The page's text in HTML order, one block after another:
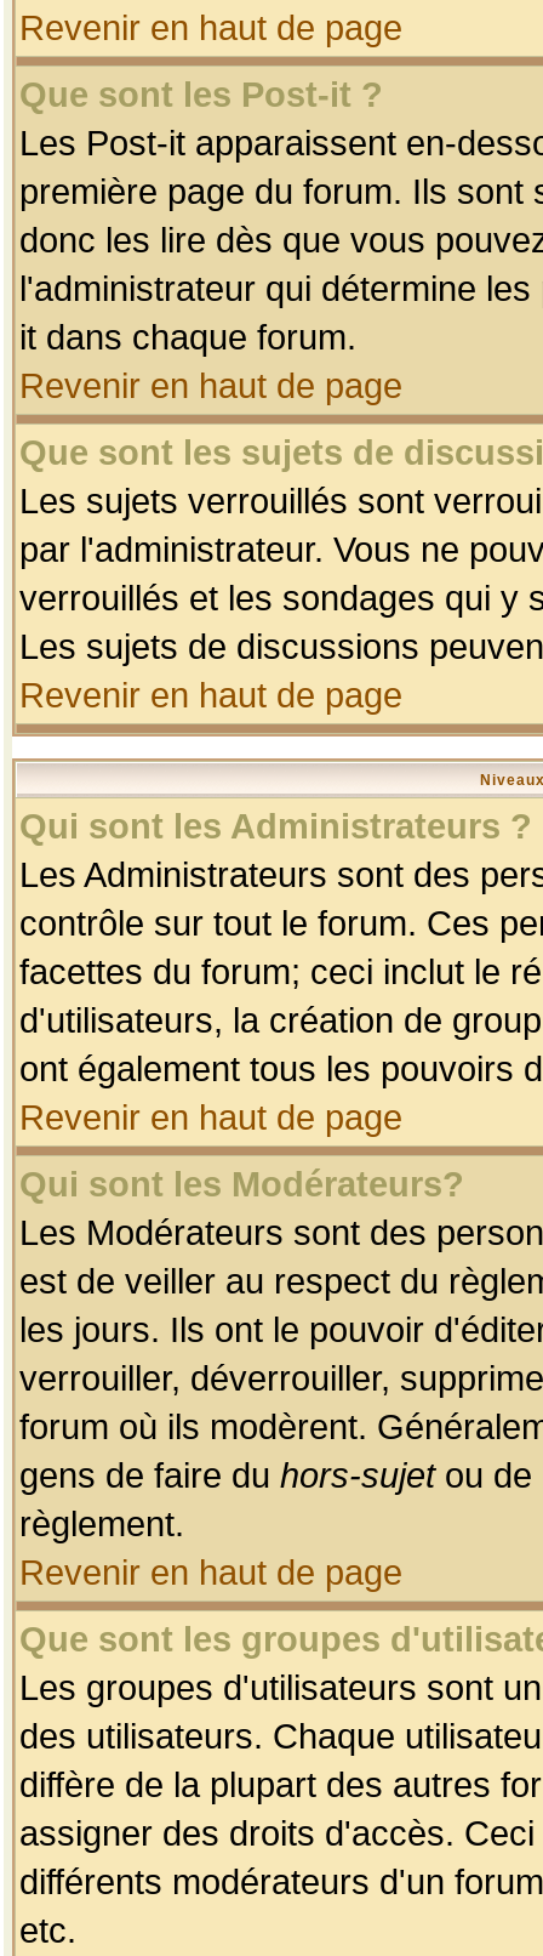
Revenir en haut de page
Que sont les Post-it ?
Les Post-it apparaissent en-
première page du forum. Ils
donc les lire dès que vous
l'administrateur qui détermine
it dans chaque forum.
Revenir en haut de page
Que sont les sujets de
Les sujets verrouillés sont
par l'administrateur. Vous ne
verrouillés et les sondages qui y
Les sujets de discussions
Revenir en haut de page
Qui sont les Administrateurs ?
Les Administrateurs sont des
contrôle sur tout le forum. Ces
facettes du forum; ceci inclut le
d'utilisateurs, la création de
ont également tous les pouvoirs
Revenir en haut de page
Qui sont les Modérateurs?
Les Modérateurs sont des
est de veiller au respect du
les jours. Ils ont le pouvoir
verrouiller, déverrouiller,
forum où ils modèrent.
gens de faire du hors-sujetou de
règlement.
Revenir en haut de page
Que sont les groupes
Les groupes d'utilisateurs sont
des utilisateurs. Chaque
diffère de la plupart des autres
assigner des droits d'accès.
différents modérateurs d'un
etc.